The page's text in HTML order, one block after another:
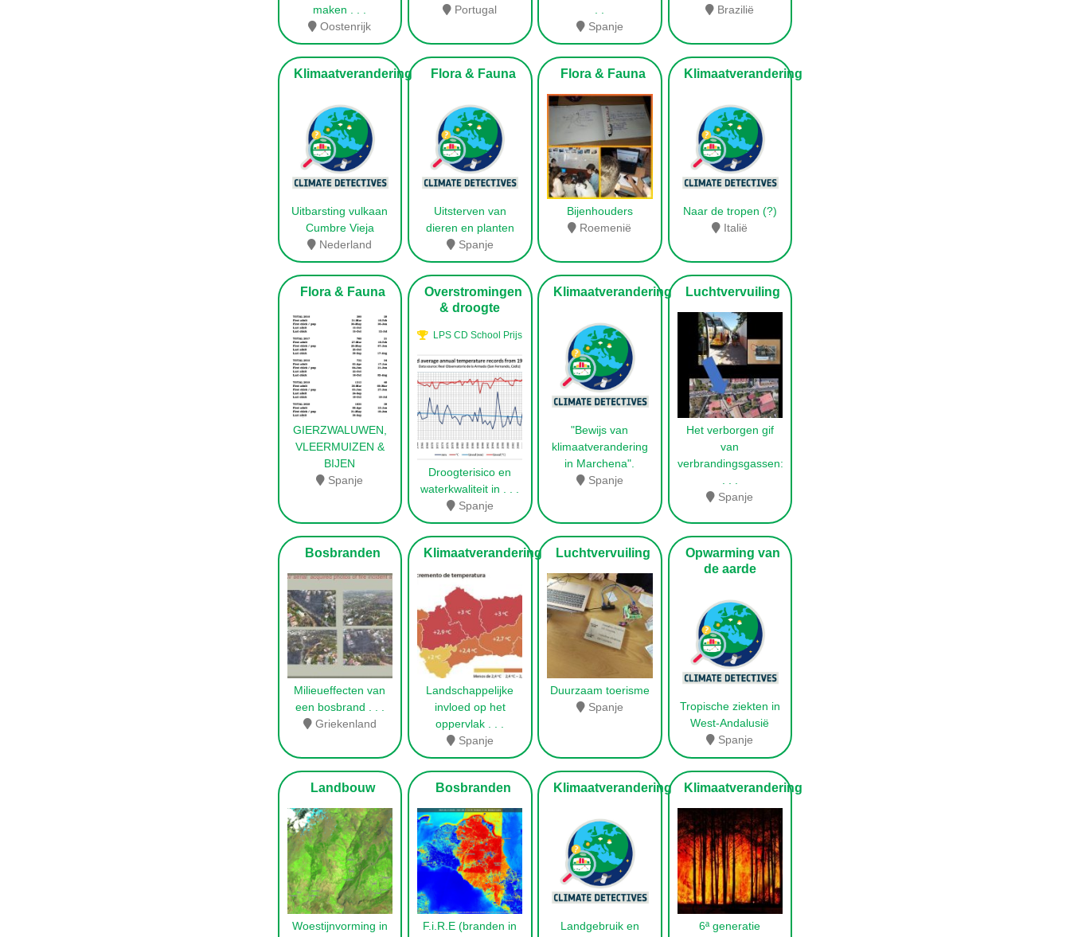
maken
Oostenrijk
Portugal
Spanje
Brazilië
Klimaatverandering
Uitbarsting vulkaan
Cumbre Vieja
Nederland
Flora & Fauna
Uitsterven van
dieren en planten
Spanje
Flora & Fauna
Bijenhouders
Roemenië
Klimaatverandering
Naar de tropen (?)
Italië
Flora & Fauna
GIERZWALUWEN,
VLEERMUIZEN &
BIJEN
Spanje
Overstromingen
& droogte
LPS CD School Prijs
Droogterisico en
waterkwaliteit in
Spanje
Klimaatverandering
"Bewijs van
klimaatverandering
in Marchena".
Spanje
Luchtvervuiling
Het verborgen gif
van
verbrandingsgassen:
Spanje
Bosbranden
Milieueffecten van
een bosbrand
Griekenland
Klimaatverandering
Landschappelijke
invloed op het
oppervlak
Spanje
Luchtvervuiling
Duurzaam toerisme
Spanje
Opwarming van
de aarde
Tropische ziekten in
West-Andalusië
Spanje
Landbouw
Woestijnvorming in
Bosbranden
F.i.R.E (branden in
Klimaatverandering
Landgebruik en
Klimaatverandering
6ª generatie